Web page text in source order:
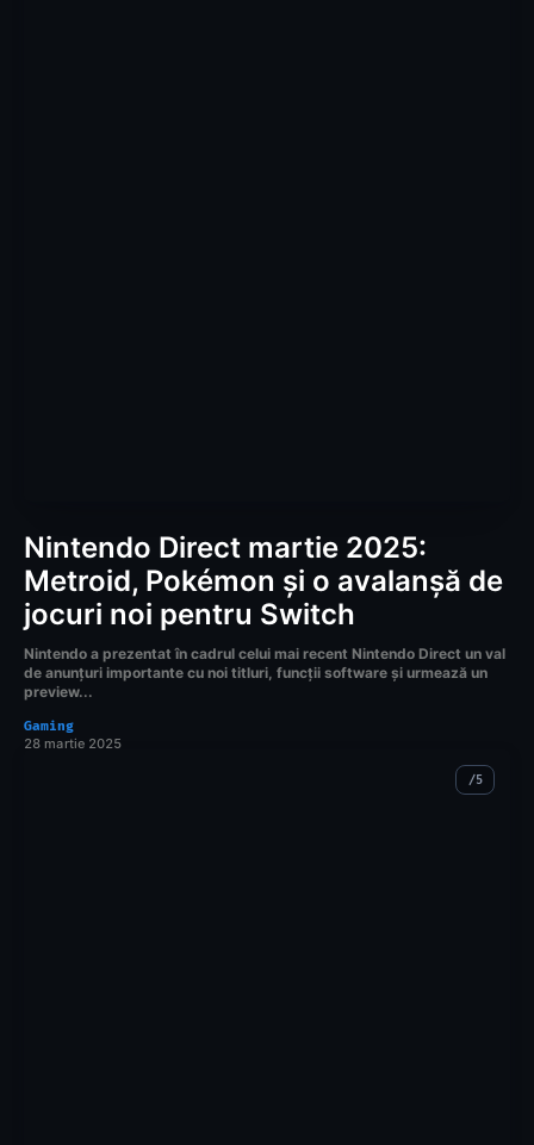
Nintendo Direct martie 2025:
Metroid, Pokémon și o avalanșă de
jocuri noi pentru Switch
Nintendo a prezentat în cadrul celui mai recent Nintendo Direct un val
de anunțuri importante cu noi titluri, funcții software și urmează un
preview...
Gaming
28 martie 2025